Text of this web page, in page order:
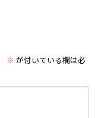
※ が付いている欄は必